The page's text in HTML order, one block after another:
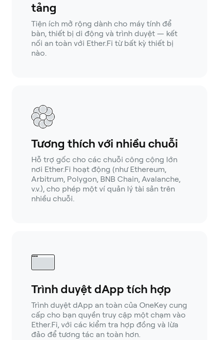
tảng
Tiện ích mở rộng dành cho máy tính để
bàn, thiết bị di động và trình duyệt — kết
nối an toàn với Ether.Fi từ bất kỳ thiết bị
nào.
Tương thích với nhiều chuỗi
Hỗ trợ gốc cho các chuỗi công cộng lớn
nơi Ether.Fi hoạt động (như Ethereum,
Arbitrum, Polygon, BNB Chain, Avalanche,
v.v.), cho phép một ví quản lý tài sản trên
nhiều chuỗi.
Trình duyệt dApp tích hợp
Trình duyệt dApp an toàn của OneKey cung
cấp cho bạn quyền truy cập một chạm vào
Ether.Fi, với các kiểm tra hợp đồng và lừa
đảo để tương tác an toàn hơn.